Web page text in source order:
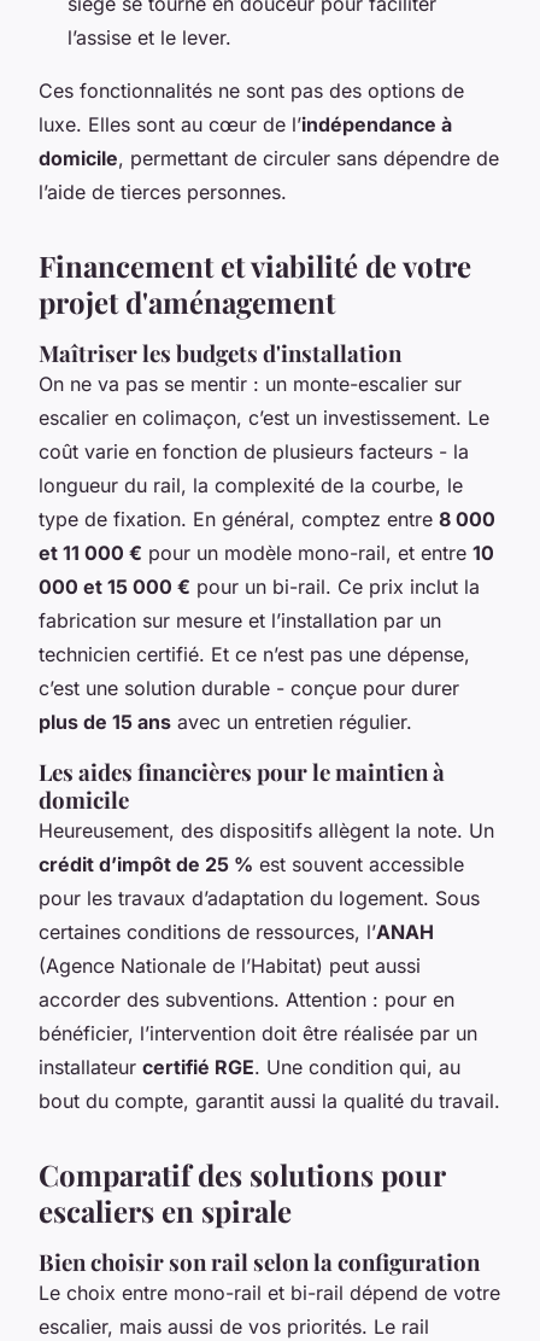
l’assise et le lever.
Ces fonctionnalités ne sont pas des options de
luxe. Elles sont au cœur de l’indépendance à
domicile, permettant de circuler sans dépendre de
l’aide de tierces personnes.
Financement et viabilité de votre
projet d'aménagement
Maîtriser les budgets d'installation
On ne va pas se mentir : un monte-escalier sur
escalier en colimaçon, c’est un investissement. Le
coût varie en fonction de plusieurs facteurs - la
longueur du rail, la complexité de la courbe, le
type de fixation. En général, comptez entre 8 000
et 11 000 € pour un modèle mono-rail, et entre 10
000 et 15 000 € pour un bi-rail. Ce prix inclut la
fabrication sur mesure et l’installation par un
technicien certifié. Et ce n’est pas une dépense,
c’est une solution durable - conçue pour durer
plus de 15 ans avec un entretien régulier.
Les aides financières pour le maintien à
domicile
Heureusement, des dispositifs allègent la note. Un
crédit d’impôt de 25 % est souvent accessible
pour les travaux d’adaptation du logement. Sous
certaines conditions de ressources, l’ANAH
(Agence Nationale de l’Habitat) peut aussi
accorder des subventions. Attention : pour en
bénéficier, l’intervention doit être réalisée par un
installateur certifié RGE. Une condition qui, au
bout du compte, garantit aussi la qualité du travail.
Comparatif des solutions pour
escaliers en spirale
Bien choisir son rail selon la configuration
Le choix entre mono-rail et bi-rail dépend de votre
escalier, mais aussi de vos priorités. Le rail